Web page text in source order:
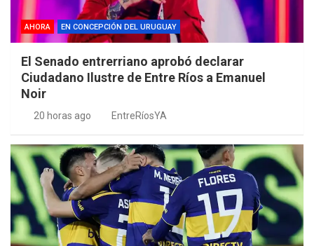
AHORA EN CONCEPCIÓN DEL URUGUAY
El Senado entrerriano aprobó declarar
Ciudadano Ilustre de Entre Ríos a Emanuel
Noir
20 horas ago EntreRíosYA